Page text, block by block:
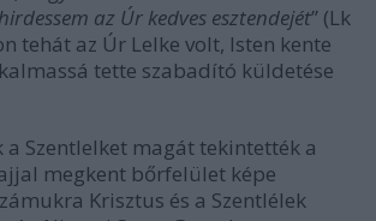
az Úr kedves esztendejét” (Lk
tehát az Úr Lelke volt, Isten kente
tette szabadító küldetése
a Szentlelket magát tekintették a
megkent bőrfelület képe
Krisztus és a Szentlélek